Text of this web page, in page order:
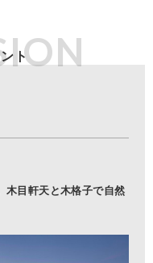
木目軒天と木格子で自然